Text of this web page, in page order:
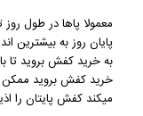
معمولا پاها در طول
پایان روز به بیشترین
به خرید کفش بروید تا
خرید کفش بروید ممکن
میکند کفش پایتان را